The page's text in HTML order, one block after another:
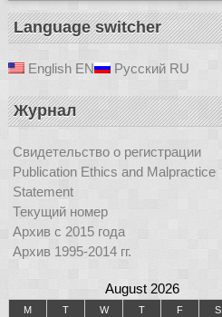
Language switcher
English EN Русский RU
Журнал
Свидетельство о регистрации
Publication Ethics and Malpractice
Statement
Текущий номер
Архив с 2015 года
Архив 1995-2014 гг.
August 2026
M T W T F S